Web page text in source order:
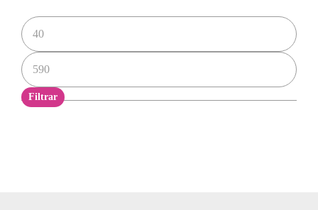
Precio
mínimo
Precio
máximo
Filtrar